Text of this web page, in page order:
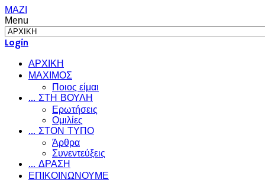
ΜΑΖΙ
Menu
Login
ΑΡΧΙΚΗ
ΜΑΧΙΜΟΣ
Ποιος είμαι
... ΣΤΗ ΒΟΥΛΗ
Ερωτήσεις
Ομιλίες
... ΣΤΟΝ ΤΥΠΟ
Άρθρα
Συνεντεύξεις
... ΔΡΑΣΗ
ΕΠΙΚΟΙΝΩΝΟΥΜΕ